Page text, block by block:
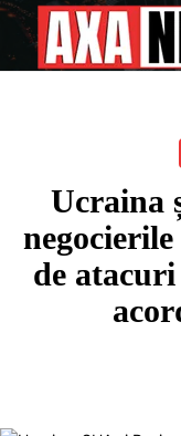
Ucraina
negocierile
de